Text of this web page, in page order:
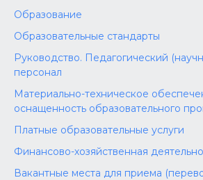
Образование
Образовательные стандарты
Руководство. Педагогический
персонал
Материально-техническое
оснащенность образовательного
Платные образовательные услуги
Финансово-хозяйственная
Вакантные места для приема